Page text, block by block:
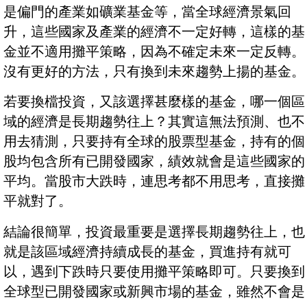
是偏門的產業如礦業基金等，當全球經濟景氣回
升，這些國家及產業的經濟不一定好轉，這樣的基
金並不適用攤平策略，因為不確定未來一定反轉。
沒有更好的方法，只有換到未來趨勢上揚的基金。
若要換檔投資，又該選擇甚麼樣的基金，哪一個區
域的經濟是長期趨勢往上？其實這無法預測、也不
用去猜測，只要持有全球的股票型基金，持有的個
股均包含所有已開發國家，績效就會是這些國家的
平均。當股市大跌時，連思考都不用思考，直接攤
平就對了。
結論很簡單，投資最重要是選擇長期趨勢往上，也
就是該區域經濟持續成長的基金，買進持有就可
以，遇到下跌時只要使用攤平策略即可。只要換到
全球型已開發國家或新興市場的基金，雖然不會是